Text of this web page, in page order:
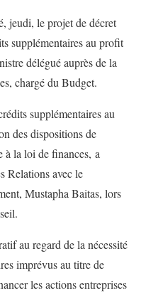
jeudi, le projet de décret
supplémentaires au profit
délégué auprès de la
chargé du Budget.
supplémentaires au
des dispositions de
à la loi de finances, a
Relations avec le
Mustapha Baitas, lors
au regard de la nécessité
imprévus au titre de
les actions entreprises